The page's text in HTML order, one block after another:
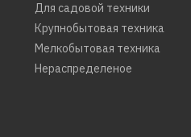
Для садовой техники
Крупнобытовая техника
Мелкобытовая техника
Нераспределеное